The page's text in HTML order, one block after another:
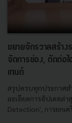
ขยายจักรวาลสร้า
จัดการช่อง, ตัดต่อ
เทนต์
สรุปครบทุกประกาศส
ละเอียดการอัปเดตล่า
Detection', การยกเค